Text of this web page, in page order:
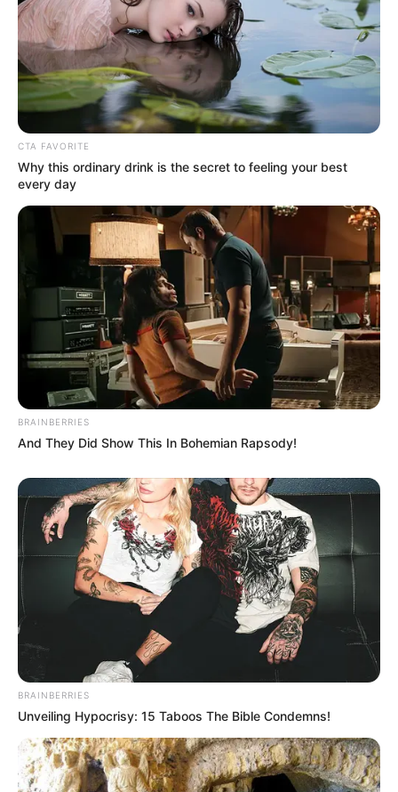
ΣΠΑΜΕ ΤΟ ΜΑΤΡΙΞ – ΤΟ ΒΙΒΛΙΟ
CTA FAVORITE
Why this ordinary drink is the secret to feeling your best
every day
BRAINBERRIES
And They Did Show This In Bohemian Rapsody!
BRAINBERRIES
Unveiling Hypocrisy: 15 Taboos The Bible Condemns!